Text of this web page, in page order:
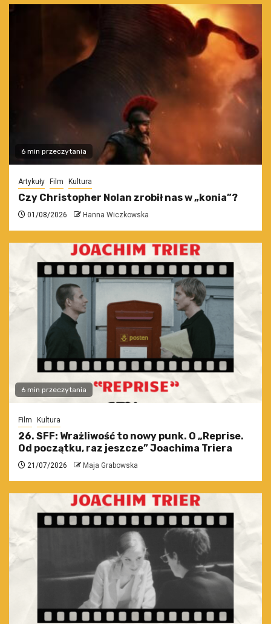
6 min przeczytania
Artykuły Film Kultura
Czy Christopher Nolan zrobił nas w „konia”?
01/08/2026 Hanna Wiczkowska
6 min przeczytania
Film Kultura
26. SFF: Wrażliwość to nowy punk. O „Reprise.
Od początku, raz jeszcze” Joachima Triera
21/07/2026 Maja Grabowska